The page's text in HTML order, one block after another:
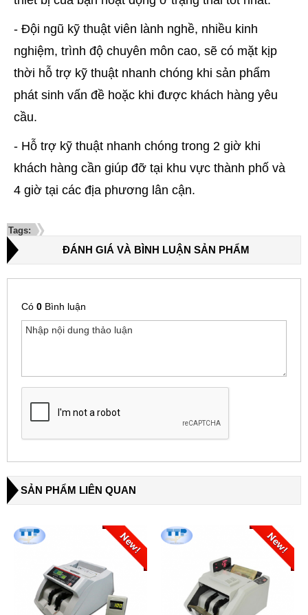
- Đội ngũ kỹ thuật viên lành nghề, nhiều kinh
nghiệm, trình độ chuyên môn cao, sẽ có mặt kịp
thời hỗ trợ kỹ thuật nhanh chóng khi sản phẩm
phát sinh vấn đề hoặc khi được khách hàng yêu
cầu.
- Hỗ trợ kỹ thuật nhanh chóng trong 2 giờ khi
khách hàng cần giúp đỡ tại khu vực thành phố và
4 giờ tại các địa phương lân cận.
Tags:
ĐÁNH GIÁ VÀ BÌNH LUẬN SẢN PHẨM
Có 0 Bình luận
SẢN PHẨM LIÊN QUAN